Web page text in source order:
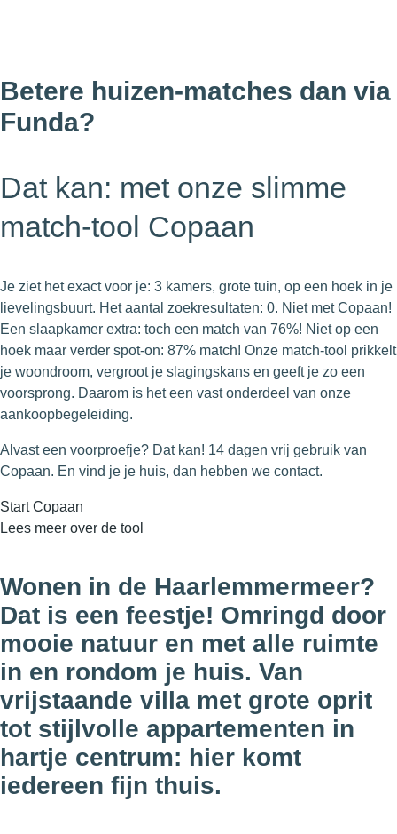
Betere huizen-matches dan via
Funda?
Dat kan: met onze slimme
match-tool Copaan
Je ziet het exact voor je: 3 kamers, grote tuin, op een hoek in je
lievelingsbuurt. Het aantal zoekresultaten: 0. Niet met Copaan!
Een slaapkamer extra: toch een match van 76%! Niet op een
hoek maar verder spot-on: 87% match! Onze match-tool prikkelt
je woondroom, vergroot je slagingskans en geeft je zo een
voorsprong. Daarom is het een vast onderdeel van onze
aankoopbegeleiding.
Alvast een voorproefje? Dat kan! 14 dagen vrij gebruik van
Copaan. En vind je je huis, dan hebben we contact.
Start Copaan
Lees meer over de tool
Wonen in de Haarlemmermeer?
Dat is een feestje! Omringd door
mooie natuur en met alle ruimte
in en rondom je huis. Van
vrijstaande villa met grote oprit
tot stijlvolle appartementen in
hartje centrum: hier komt
iedereen fijn thuis.